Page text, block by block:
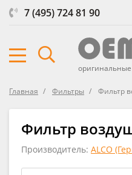
7 (495) 724 81 90
Главная Фильтры Фильтр
Фильтр
Производитель: ALCO